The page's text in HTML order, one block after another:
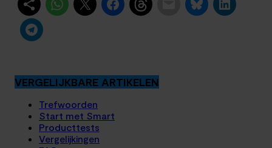
VERGELIJKBARE ARTIKELEN
Trefwoorden
Start met Smart
Producttests
Vergelijkingen